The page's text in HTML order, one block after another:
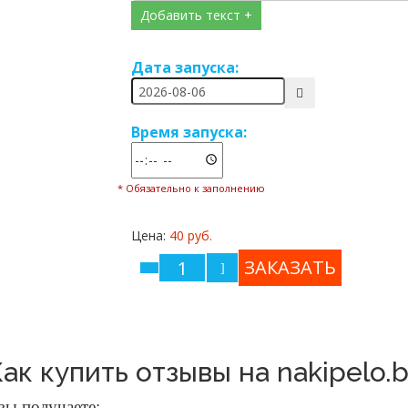
Добавить текст +
Дата запуска:
Время запуска:
* Обязательно к заполнению
Цена: 40 руб.
купить отзывы на